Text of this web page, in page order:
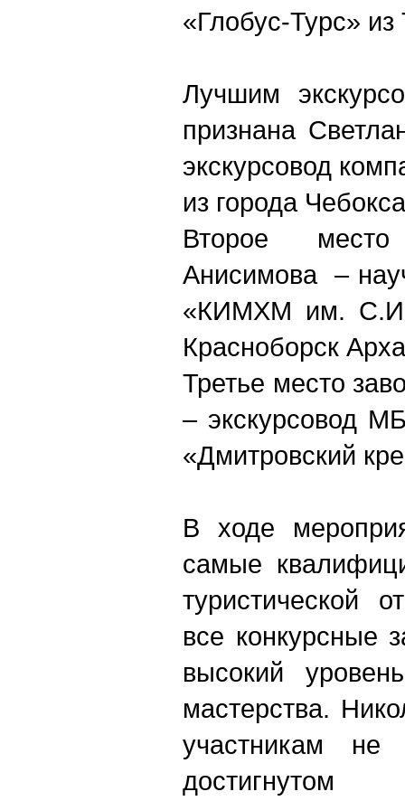
«Глобус-Турс»
Лучшим
признана
экскурсовод
из города
Второе
Анисимова ‒
«КИМХМ им. С.И.
Красноборск
Третье место
‒ экскурсовод
«Дмитровский
В ходе
самые
туристической
все конкурсные
высокий
мастерства.
участникам не